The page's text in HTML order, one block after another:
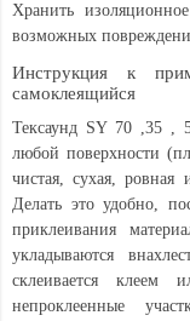
Хранить
возможных
Инструкция к
самоклеящийся
Тексаунд SY 70 ,35 ,
любой поверхности
чистая, сухая,
Делать это удобно,
приклеивания
укладываются
склеивается клеем
непроклеенные